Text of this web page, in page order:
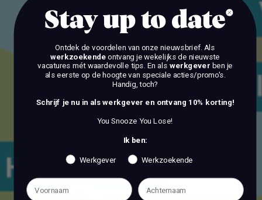
Stay up to date
Ontdek de voordelen van onze nieuwsbrief. Als
werkzoekendeontvang je wekelijks de nieuwste
vacatures mét waardevolle tips. En als werkgever ben je
als eerste op de hoogte van speciale acties/promo's.
Handig, toch?
Schrijf je nu in als werkgever en ontvang 10% korting!
You Snooze You Lose!
Ik ben:
Werkgever Werkzoekende